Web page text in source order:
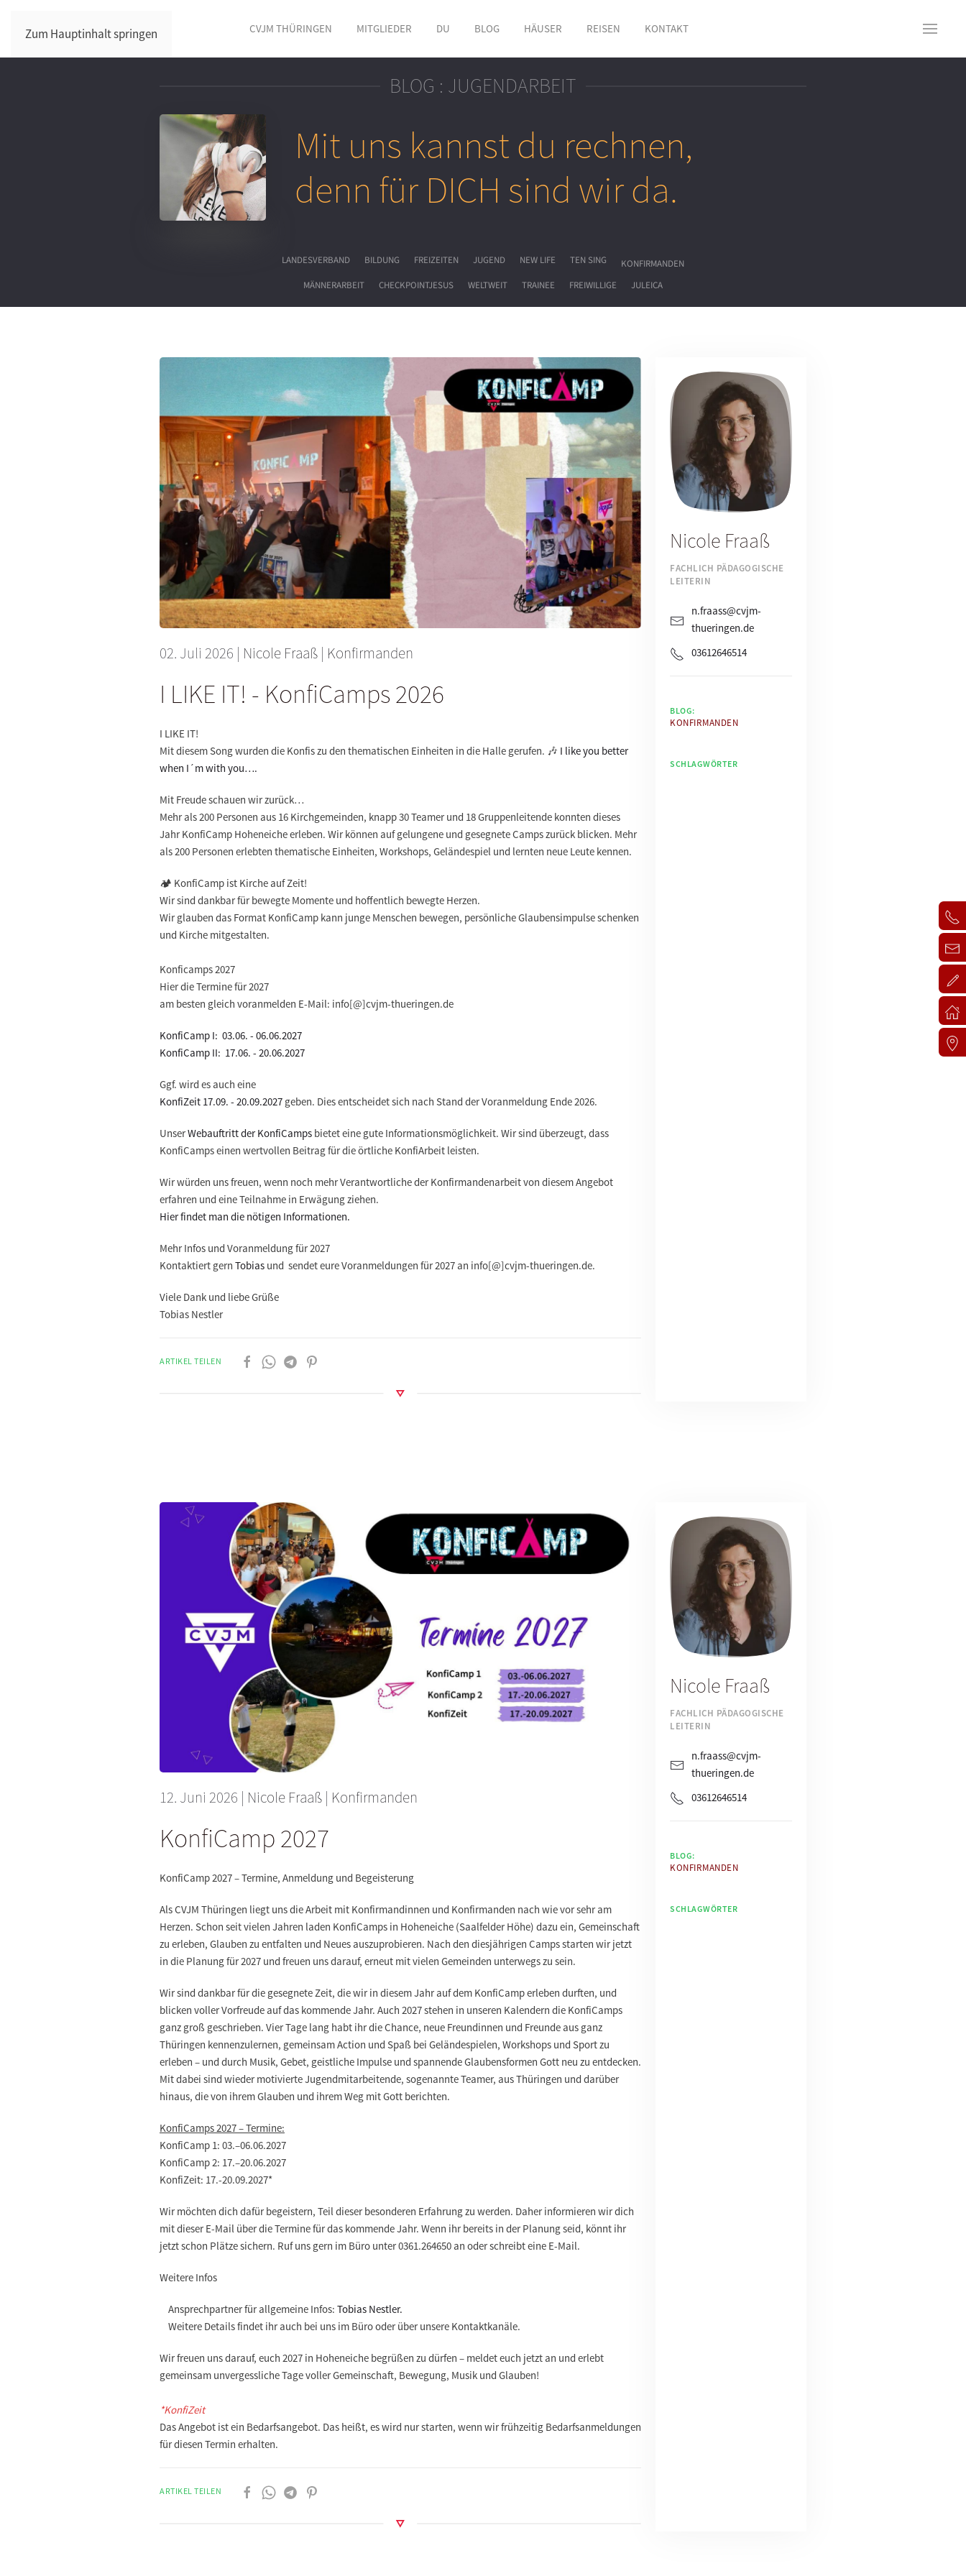
Zum Hauptinhalt springen CVJM THÜRINGEN MITGLIEDER DU BLOG HÄUSER REISEN KONTAKT
BLOG : JUGENDARBEIT
Mit uns kannst du rechnen,
denn für DICH sind wir da.
LANDESVERBAND BILDUNG FREIZEITEN JUGEND NEW LIFE TEN SING
KONFIRMANDEN
MÄNNERARBEIT
CHECKPOINTJESUS WELTWEIT TRAINEE FREIWILLIGE JULEICA
02. Juli 2026 | Nicole Fraaß | Konfirmanden
I LIKE IT! - KonfiCamps 2026
I LIKE IT!
Mit diesem Song wurden die Konfis zu den thematischen Einheiten in die Halle gerufen. 🎶 I like you better
when I´m with you….
Mit Freude schauen wir zurück…
Mehr als 200 Personen aus 16 Kirchgemeinden, knapp 30 Teamer und 18 Gruppenleitende konnten dieses
Jahr KonfiCamp Hoheneiche erleben. Wir können auf gelungene und gesegnete Camps zurück blicken. Mehr
als 200 Personen erlebten thematische Einheiten, Workshops, Geländespiel und lernten neue Leute kennen.
🏕️ KonfiCamp ist Kirche auf Zeit!
Wir sind dankbar für bewegte Momente und hoffentlich bewegte Herzen.
Wir glauben das Format KonfiCamp kann junge Menschen bewegen, persönliche Glaubensimpulse schenken
und Kirche mitgestalten.
Konficamps 2027
Hier die Termine für 2027
am besten gleich voranmelden E-Mail: info[@]cvjm-thueringen.de
KonfiCamp I: 03.06. - 06.06.2027
KonfiCamp II: 17.06. - 20.06.2027
Ggf. wird es auch eine
KonfiZeit 17.09. - 20.09.2027 geben. Dies entscheidet sich nach Stand der Voranmeldung Ende 2026.
UnserWebauftritt der KonfiCamps bietet eine gute Informationsmöglichkeit. Wir sind überzeugt, dass
KonfiCamps einen wertvollen Beitrag für die örtliche KonfiArbeit leisten.
Wir würden uns freuen, wenn noch mehr Verantwortliche der Konfirmandenarbeit von diesem Angebot
erfahren und eine Teilnahme in Erwägung ziehen.
Hier findet man die nötigen Informationen.
Mehr Infos und Voranmeldung für 2027
Kontaktiert gern Tobias und sendet eure Voranmeldungen für 2027 an info[@]cvjm-thueringen.de.
Viele Dank und liebe Grüße
Tobias Nestler
ARTIKEL TEILEN
Nicole Fraaß
FACHLICH PÄDAGOGISCHE
LEITERIN
n.fraass@cvjm-
thueringen.de
03612646514
BLOG:
KONFIRMANDEN
SCHLAGWÖRTER
12. Juni 2026 | Nicole Fraaß | Konfirmanden
KonfiCamp 2027
KonfiCamp 2027 – Termine, Anmeldung und Begeisterung
Als CVJM Thüringen liegt uns die Arbeit mit Konfirmandinnen und Konfirmanden nach wie vor sehr am
Herzen. Schon seit vielen Jahren laden KonfiCamps in Hoheneiche (Saalfelder Höhe) dazu ein, Gemeinschaft
zu erleben, Glauben zu entfalten und Neues auszuprobieren. Nach den diesjährigen Camps starten wir jetzt
in die Planung für 2027 und freuen uns darauf, erneut mit vielen Gemeinden unterwegs zu sein.
Wir sind dankbar für die gesegnete Zeit, die wir in diesem Jahr auf dem KonfiCamp erleben durften, und
blicken voller Vorfreude auf das kommende Jahr. Auch 2027 stehen in unseren Kalendern die KonfiCamps
ganz groß geschrieben. Vier Tage lang habt ihr die Chance, neue Freundinnen und Freunde aus ganz
Thüringen kennenzulernen, gemeinsam Action und Spaß bei Geländespielen, Workshops und Sport zu
erleben – und durch Musik, Gebet, geistliche Impulse und spannende Glaubensformen Gott neu zu entdecken.
Mit dabei sind wieder motivierte Jugendmitarbeitende, sogenannte Teamer, aus Thüringen und darüber
hinaus, die von ihrem Glauben und ihrem Weg mit Gott berichten.
KonfiCamps 2027 – Termine:
KonfiCamp 1: 03.–06.06.2027
KonfiCamp 2: 17.–20.06.2027
KonfiZeit: 17.-20.09.2027*
Wir möchten dich dafür begeistern, Teil dieser besonderen Erfahrung zu werden. Daher informieren wir dich
mit dieser E-Mail über die Termine für das kommende Jahr. Wenn ihr bereits in der Planung seid, könnt ihr
jetzt schon Plätze sichern. Ruf uns gern im Büro unter 0361.264650 an oder schreibt eine E-Mail.
Weitere Infos
Ansprechpartner für allgemeine Infos: Tobias Nestler.
Weitere Details findet ihr auch bei uns im Büro oder über unsere Kontaktkanäle.
Wir freuen uns darauf, euch 2027 in Hoheneiche begrüßen zu dürfen – meldet euch jetzt an und erlebt
gemeinsam unvergessliche Tage voller Gemeinschaft, Bewegung, Musik und Glauben!
*KonfiZeit
Das Angebot ist ein Bedarfsangebot. Das heißt, es wird nur starten, wenn wir frühzeitig Bedarfsanmeldungen
für diesen Termin erhalten.
ARTIKEL TEILEN
Nicole Fraaß
FACHLICH PÄDAGOGISCHE
LEITERIN
n.fraass@cvjm-
thueringen.de
03612646514
BLOG:
KONFIRMANDEN
SCHLAGWÖRTER